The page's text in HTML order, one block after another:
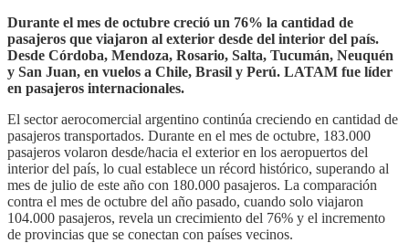
Durante el mes de octubre creció un 76% la cantidad de
pasajeros que viajaron al exterior desde del interior del país.
Desde Córdoba, Mendoza, Rosario, Salta, Tucumán, Neuquén
y San Juan, en vuelos a Chile, Brasil y Perú. LATAM fue líder
en pasajeros internacionales.
El sector aerocomercial argentino continúa creciendo en cantidad de
pasajeros transportados. Durante en el mes de octubre, 183.000
pasajeros volaron desde/hacia el exterior en los aeropuertos del
interior del país, lo cual establece un récord histórico, superando al
mes de julio de este año con 180.000 pasajeros. La comparación
contra el mes de octubre del año pasado, cuando solo viajaron
104.000 pasajeros, revela un crecimiento del 76% y el incremento
de provincias que se conectan con países vecinos.